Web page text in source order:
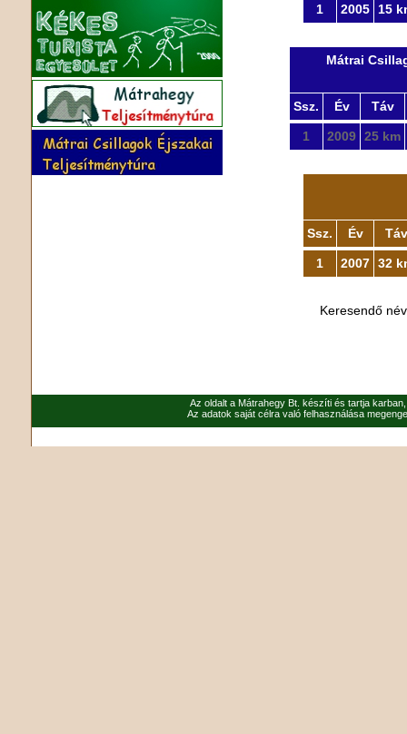
1 2005 15
Mátrai
Ssz. Év Táv
1 2009 25 km
Ssz. Év Táv
1 2007 32
Keresendő
Az oldalt a Mátrahegy Bt. készíti és tartja
Az adatok saját célra való felhasználása